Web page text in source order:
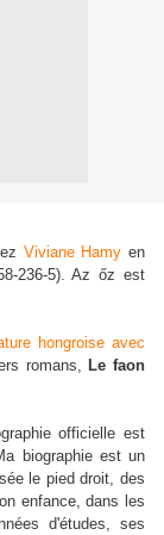
Viviane Hamy en
236-5). Az őz est
hongroise avec
romans, Le faon
officielle est
biographie est un
le pied droit, des
enfance, dans les
d'études, ses